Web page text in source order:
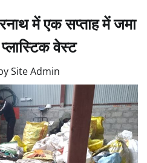
में एक सप्ताह में जमा
वेस्ट
Site Admin